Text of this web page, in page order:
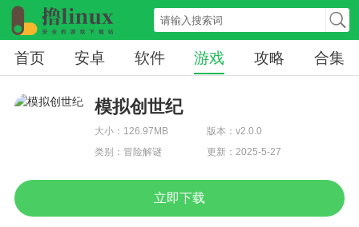
首页 安卓 软件 游戏 攻略 合集
模拟创世纪
大小：126.97MB
版本：v2.0.0
类别：冒险解谜
更新：2025-5-27
立即下载